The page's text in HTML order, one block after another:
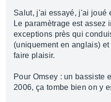
Salut, j'ai essayé, j'ai joué
Le paramètrage est assez
exceptions près qui
(uniquement en anglais)
faire plaisir.
Pour Omsey : un bassiste
2006, ça tombe bien on y